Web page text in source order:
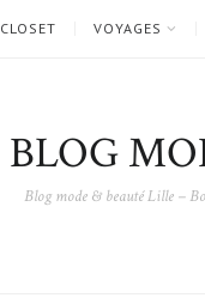
VOYAGES
BLOG
Blog mode & beauté Lille –